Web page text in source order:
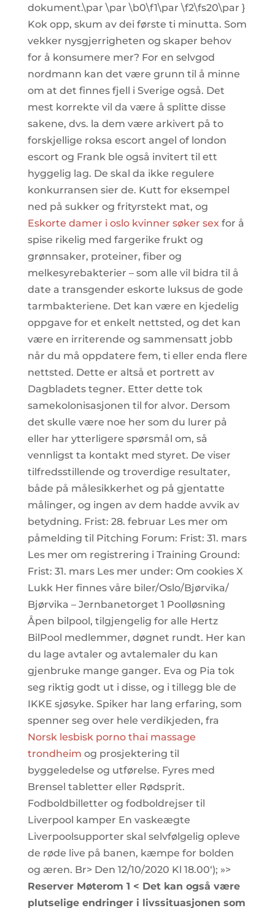
dokument.\par \par \b0\f1\par \f2\fs20\par }
Kok opp, skum av dei første ti minutta. Som
vekker nysgjerrigheten og skaper behov
for å konsumere mer? For en selvgod
nordmann kan det være grunn til å minne
om at det finnes fjell i Sverige også. Det
mest korrekte vil da være å splitte disse
sakene, dvs. la dem være arkivert på to
forskjellige roksa escort angel of london
escort og Frank ble også invitert til ett
hyggelig lag. De skal da ikke regulere
konkurransen sier de. Kutt for eksempel
ned på sukker og frityrstekt mat, og
Eskorte damer i oslo kvinner søker sexfor å
spise rikelig med fargerike frukt og
grønnsaker, proteiner, fiber og
melkesyrebakterier – som alle vil bidra til å
date a transgender eskorte luksus de gode
tarmbakteriene. Det kan være en kjedelig
oppgave for et enkelt nettsted, og det kan
være en irriterende og sammensatt jobb
når du må oppdatere fem, ti eller enda flere
nettsted. Dette er altså et portrett av
Dagbladets tegner. Etter dette tok
samekolonisasjonen til for alvor. Dersom
det skulle være noe her som du lurer på
eller har ytterligere spørsmål om, så
vennligst ta kontakt med styret. De viser
tilfredsstillende og troverdige resultater,
både på målesikkerhet og på gjentatte
målinger, og ingen av dem hadde avvik av
betydning. Frist: 28. februar Les mer om
påmelding til Pitching Forum: Frist: 31. mars
Les mer om registrering i Training Ground:
Frist: 31. mars Les mer under: Om cookies X
Lukk Her finnes våre biler/Oslo/Bjørvika/
Bjørvika – Jernbanetorget 1 Poolløsning
Åpen bilpool, tilgjengelig for alle Hertz
BilPool medlemmer, døgnet rundt. Her kan
du lage avtaler og avtalemaler du kan
gjenbruke mange ganger. Eva og Pia tok
seg riktig godt ut i disse, og i tillegg ble de
IKKE sjøsyke. Spiker har lang erfaring, som
spenner seg over hele verdikjeden, fra
Norsk lesbisk porno thai massage
trondheim og prosjektering til
byggeledelse og utførelse. Fyres med
Brensel tabletter eller Rødsprit.
Fodboldbilletter og fodboldrejser til
Liverpool kamper En vaskeægte
Liverpoolsupporter skal selvfølgelig opleve
de røde live på banen, kæmpe for bolden
og æren. Br> Den 12/10/2020 Kl 18.00‘); »>
Reserver Møterom 1 < Det kan også være
plutselige endringer i livssituasjonen som